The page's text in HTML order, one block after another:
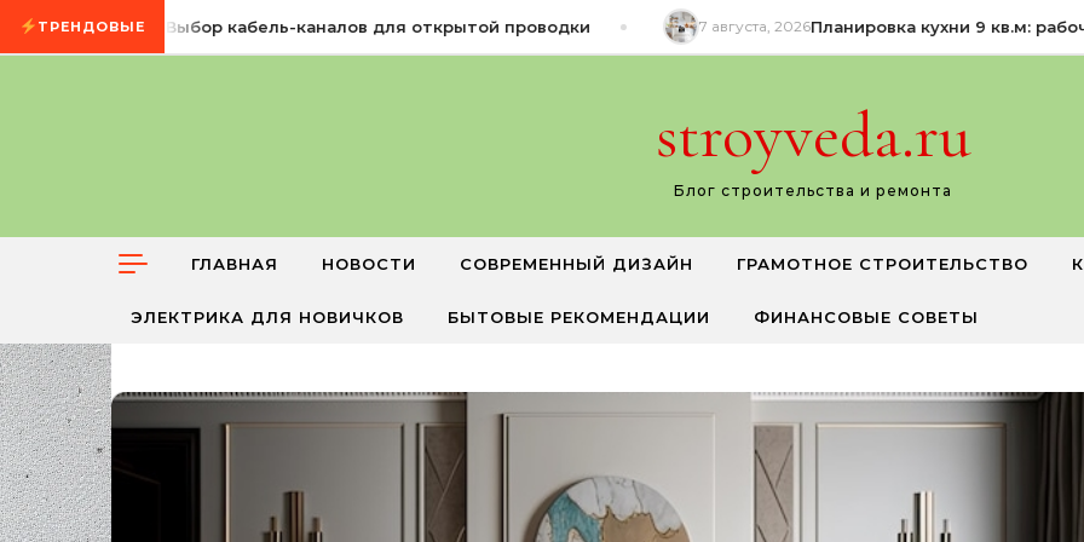
Промотать к содержимому
ТРЕНДОВЫЕ
7 августа, 2026Выбор кабель-каналов для открытой проводки 7 августа, 2026Планировка кухни 9 кв.м:
stroyveda.ru
Блог строительства и ремонта
ГЛАВНАЯ НОВОСТИ СОВРЕМЕННЫЙ ДИЗАЙН ГРАМОТНОЕ СТРОИТЕЛЬСТВО
ЭЛЕКТРИКА ДЛЯ НОВИЧКОВ БЫТОВЫЕ РЕКОМЕНДАЦИИ ФИНАНСОВЫЕ СОВЕТЫ